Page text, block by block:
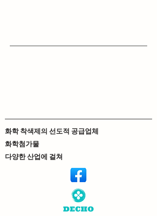
화학 착색제의 선도적 공급업체
화학첨가물
다양한 산업에 걸쳐